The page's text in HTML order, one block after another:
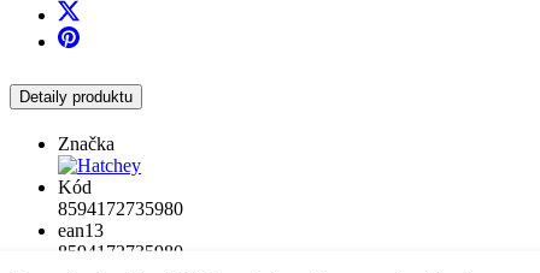
Detaily produktu
Značka
Kód
8594172735980
ean13
8594172735980